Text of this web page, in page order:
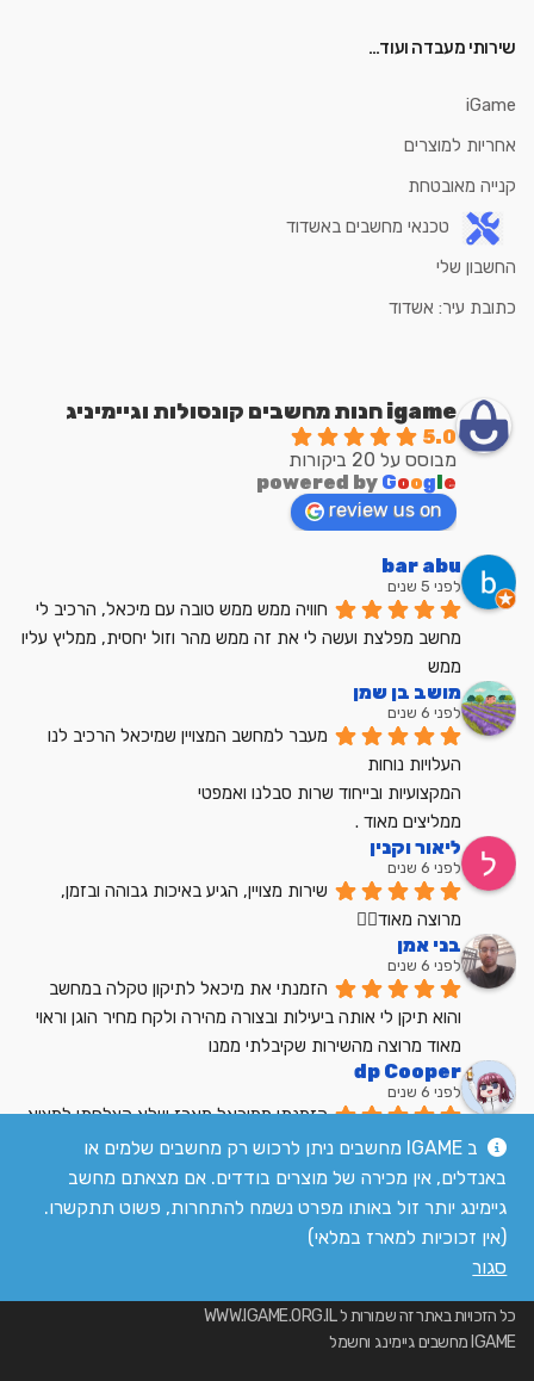
שירותי מעבדה ועוד…
iGame
אחריות למוצרים
קנייה מאובטחת
טכנאי מחשבים באשדוד
החשבון שלי
כתובת עיר: אשדוד
igame חנות מחשבים קונסולות וגיימיניג
5.0
מבוסס על 20 ביקורות
powered by Goog e
review us on
bar abu
לפני 5 שנים
ממש
מושב בן שמן
לפני 6 שנים
מעבר למחשב המצויין שמיכאל הרכיב לנו
העלויות נוחות
המקצועיות ובייחוד שרות סבלנו ואמפטי
ממליצים מאוד .
ליאור וקנין
לפני 6 שנים
מרוצה מאוד👍🏼
בני אמן
לפני 6 שנים
מאוד מרוצה מהשירות שקיבלתי ממנו
dp Cooper
לפני 6 שנים
הזמנתי ממיכאל מארז שלא הצלחתי למצוא
בשום מקום אחר בארץ מחיר הוגן שירות מעולה
לקריאת כל הביקורות
כל הזכויות באתר זה שמורות ל WWW.IGAME.ORG.IL
IGAME מחשבים גיימינג וחשמל
ב IGAME מחשבים ניתן לרכוש רק מחשבים שלמים או
באנדלים, אין מכירה של מוצרים בודדים. אם מצאתם מחשב
גיימינג יותר זול באותו מפרט נשמח להתחרות, פשוט תתקשרו.
(אין זכוכיות למארז במלאי)
סגור